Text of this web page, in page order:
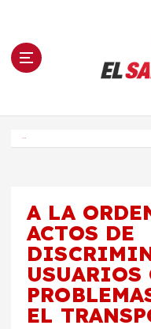
n El
A LA
ACTOS DE
USUARIOS
EL